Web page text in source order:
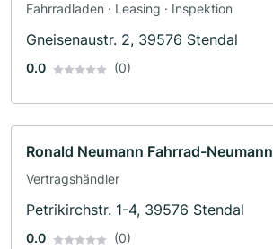
Fahrradladen · Leasing · Inspektion
Gneisenaustr. 2, 39576 Stendal
0.0 (0)
Ronald Neumann Fahrrad-Neumann
Vertragshändler
Petrikirchstr. 1-4, 39576 Stendal
0.0 (0)